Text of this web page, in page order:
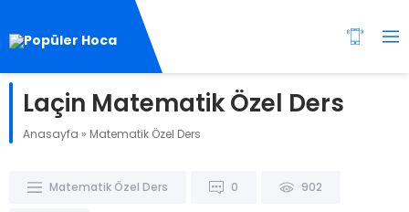
Laçin Matematik Özel Ders
Anasayfa » Matematik Özel Ders
Matematik Özel Ders 0 902